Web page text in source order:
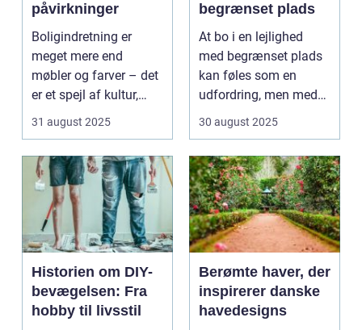
påvirkninger
Boligindretning er
meget mere end
møbler og farver – det
er et spejl af kultur,
traditi...
31 august 2025
begrænset plads
At bo i en lejlighed
med begrænset plads
kan føles som en
udfordring, men med
de rette ...
30 august 2025
Historien om DIY-
bevægelsen: Fra
hobby til livsstil
Berømte haver, der
inspirerer danske
havedesigns